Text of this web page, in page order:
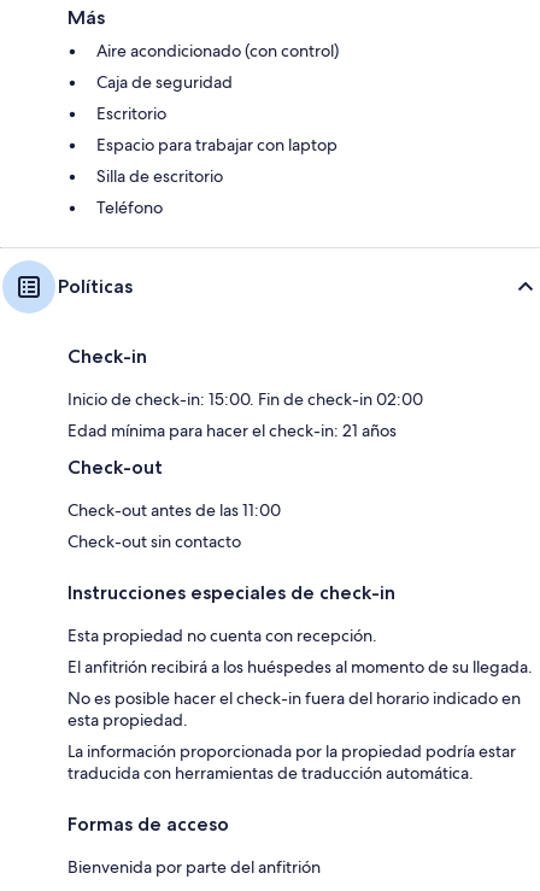
Más
Aire acondicionado (con control)
Caja de seguridad
Escritorio
Espacio para trabajar con laptop
Silla de escritorio
Teléfono
Políticas
Check-in
Inicio de check-in: 15:00. Fin de check-in 02:00
Edad mínima para hacer el check-in: 21 años
Check-out
Check-out antes de las 11:00
Check-out sin contacto
Instrucciones especiales de check-in
Esta propiedad no cuenta con recepción.
El anfitrión recibirá a los huéspedes al momento de su llegada.
No es posible hacer el check-in fuera del horario indicado en
esta propiedad.
La información proporcionada por la propiedad podría estar
traducida con herramientas de traducción automática.
Formas de acceso
Bienvenida por parte del anfitrión